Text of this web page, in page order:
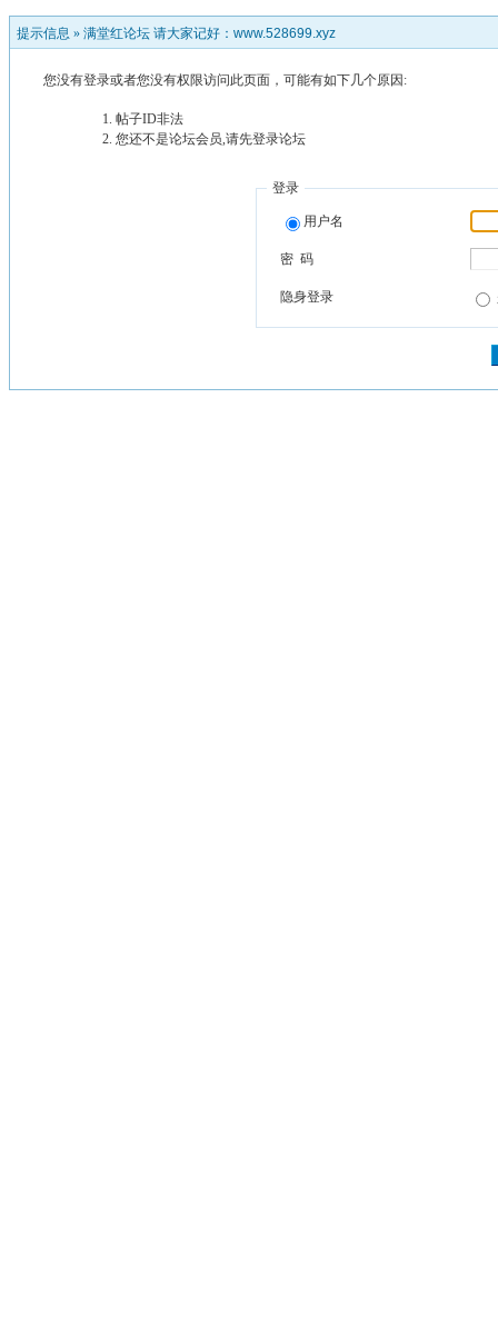
提示信息 » 满堂红论坛 请大家记好：www.528699.xyz
您没有登录或者您没有权限访问此页面，可能有如下几个原因:
帖子ID非法
您还不是论坛会员,请先登录论坛
登录
用户名
密 码
隐身登录